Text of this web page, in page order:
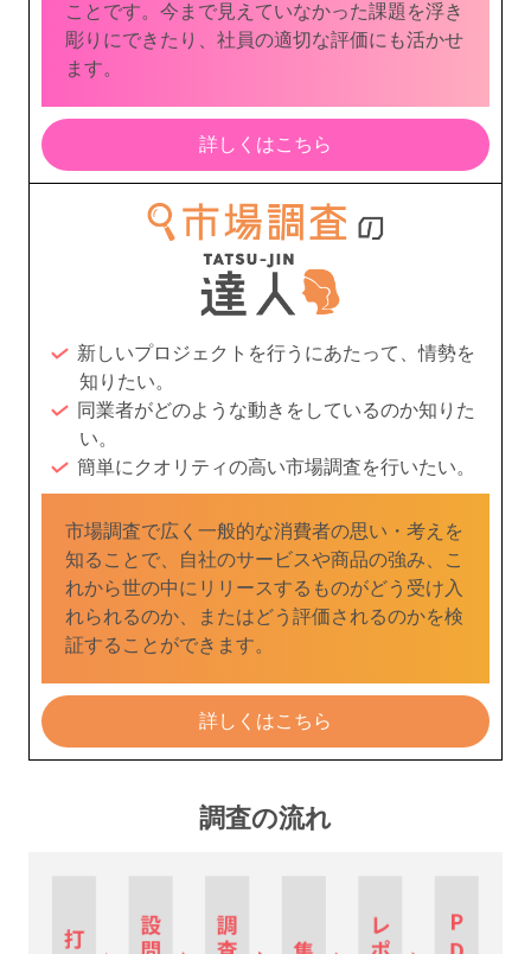
ことです。今まで見えていなかった課題を浮き
彫りにできたり、社員の適切な評価にも活かせ
ます。
詳しくはこちら
新しいプロジェクトを行うにあたって、情勢を
知りたい。
同業者がどのような動きをしているのか知りた
い。
簡単にクオリティの高い市場調査を行いたい。
市場調査で広く一般的な消費者の思い・考えを
知ることで、自社のサービスや商品の強み、こ
れから世の中にリリースするものがどう受け入
れられるのか、またはどう評価されるのかを検
証することができます。
詳しくはこちら
調査の流れ